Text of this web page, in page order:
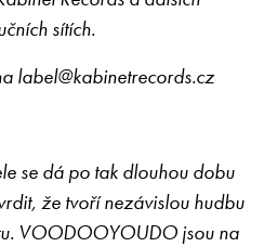
sítích.
label@kabinetrecords.cz
se dá po tak dlouhou dobu
že tvoří nezávislou hudbu
VOODOOYOUDO jsou na